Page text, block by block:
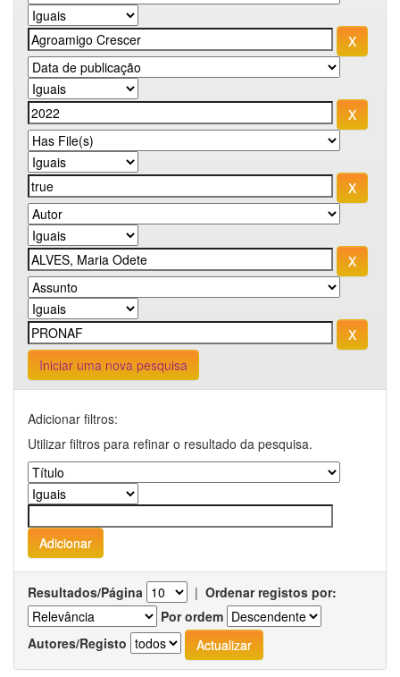
Iniciar uma nova pesquisa
Adicionar filtros:
Utilizar filtros para refinar o resultado da pesquisa.
Resultados/Página | Ordenar registos por:
Por ordem
Autores/Registo